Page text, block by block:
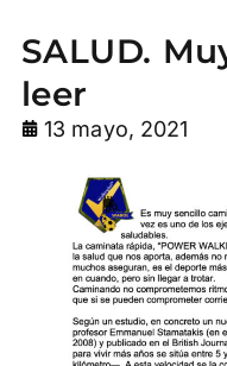
SALUD.
leer
13 mayo, 2021